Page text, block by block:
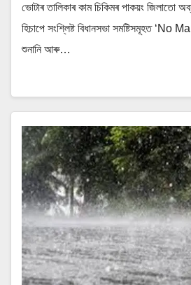
ভোটাৰ তালিকাৰ কাম চিকিমৰ পাকয়ং
হিচাপে সংশ্লিষ্ট বিধানসভা সমষ্টিসমূহত ‘No
শুনানি আৰু…